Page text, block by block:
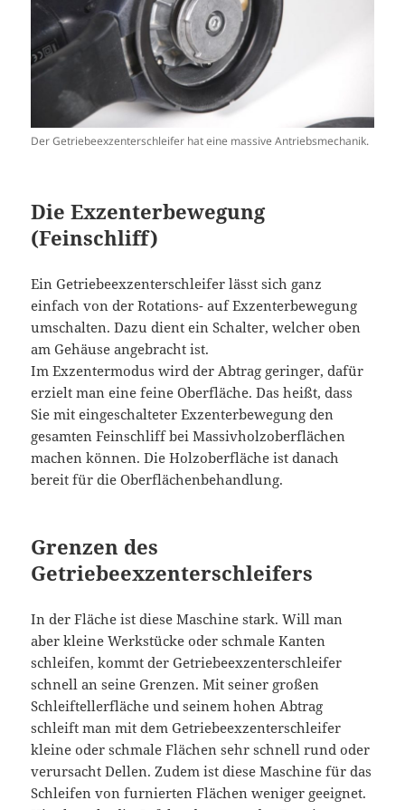
Der Getriebeexzenterschleifer hat eine massive Antriebsmechanik.
Die Exzenterbewegung
(Feinschliff)
Ein Getriebeexzenterschleifer lässt sich ganz
einfach von der Rotations- auf Exzenterbewegung
umschalten. Dazu dient ein Schalter, welcher oben
am Gehäuse angebracht ist.
Im Exzentermodus wird der Abtrag geringer, dafür
erzielt man eine feine Oberfläche. Das heißt, dass
Sie mit eingeschalteter Exzenterbewegung den
gesamten Feinschliff bei Massivholzoberflächen
machen können. Die Holzoberfläche ist danach
bereit für die Oberflächenbehandlung.
Grenzen des
Getriebeexzenterschleifers
In der Fläche ist diese Maschine stark. Will man
aber kleine Werkstücke oder schmale Kanten
schleifen, kommt der Getriebeexzenterschleifer
schnell an seine Grenzen. Mit seiner großen
Schleiftellerfläche und seinem hohen Abtrag
schleift man mit dem Getriebeexzenterschleifer
kleine oder schmale Flächen sehr schnell rund oder
verursacht Dellen. Zudem ist diese Maschine für das
Schleifen von furnierten Flächen weniger geeignet.